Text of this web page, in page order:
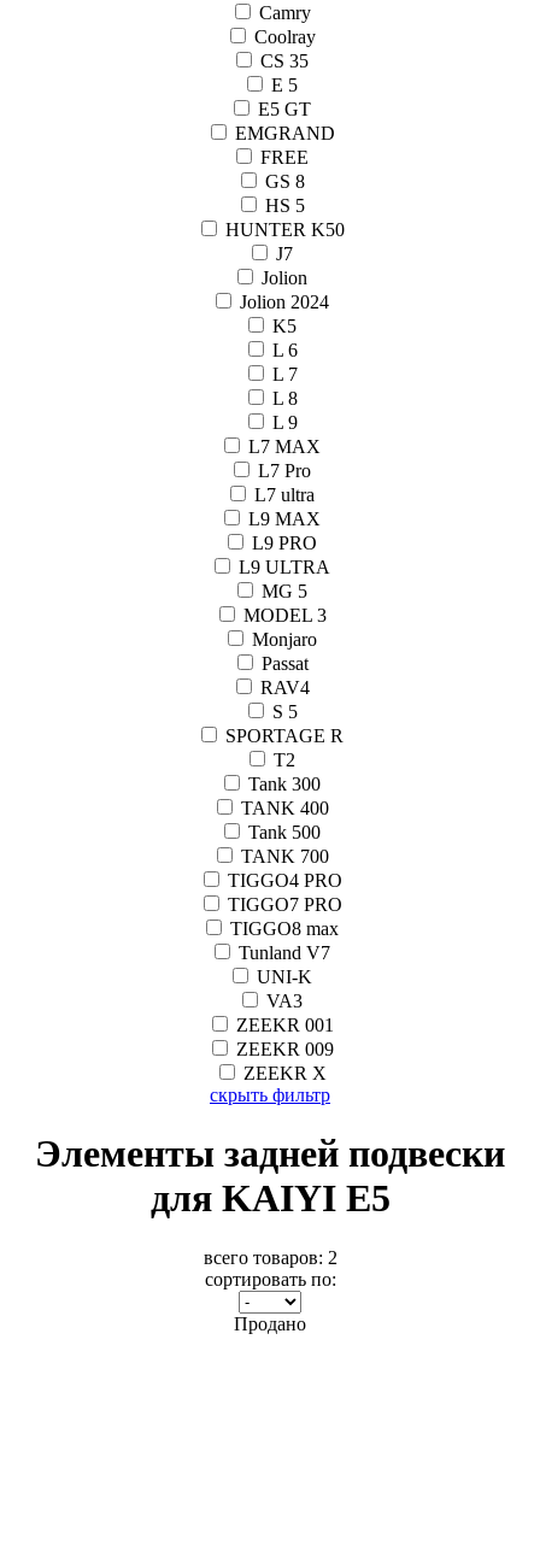
Camry
Coolray
CS 35
E 5
E5 GT
EMGRAND
FREE
GS 8
HS 5
HUNTER K50
J7
Jolion
Jolion 2024
K5
L 6
L 7
L 8
L 9
L7 MAX
L7 Pro
L7 ultra
L9 MAX
L9 PRO
L9 ULTRA
MG 5
MODEL 3
Monjaro
Passat
RAV4
S 5
SPORTAGE R
T2
Tank 300
TANK 400
Tank 500
TANK 700
TIGGO4 PRO
TIGGO7 PRO
TIGGO8 max
Tunland V7
UNI-K
VA3
ZEEKR 001
ZEEKR 009
ZEEKR X
скрыть фильтр
Элементы задней подвески
для KAIYI E5
всего товаров: 2
сортировать по:
Продано